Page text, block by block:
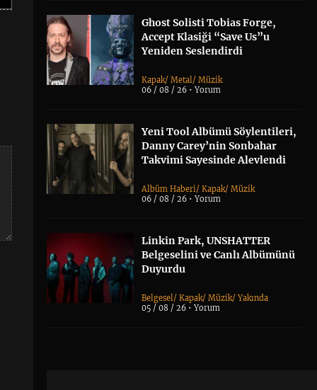
Ghost Solisti Tobias Forge,
Accept Klasiği “Save Us”u
Yeniden Seslendirdi
Kapak/Metal/Müzik
06 / 08 / 26 •Yorum
Yeni Tool Albümü Söylentileri,
Danny Carey’nin Sonbahar
Takvimi Sayesinde Alevlendi
Albüm Haberi/Kapak/Müzik
06 / 08 / 26 •Yorum
Linkin Park, UNSHATTER
Belgeselini ve Canlı Albümünü
Duyurdu
Belgesel/Kapak/Müzik/Yakında
05 / 08 / 26 •Yorum